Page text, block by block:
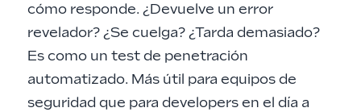
cómo responde. ¿Devuelve un error
revelador? ¿Se cuelga? ¿Tarda demasiado?
Es como un test de penetración
automatizado. Más útil para equipos de
seguridad que para developers en el día a